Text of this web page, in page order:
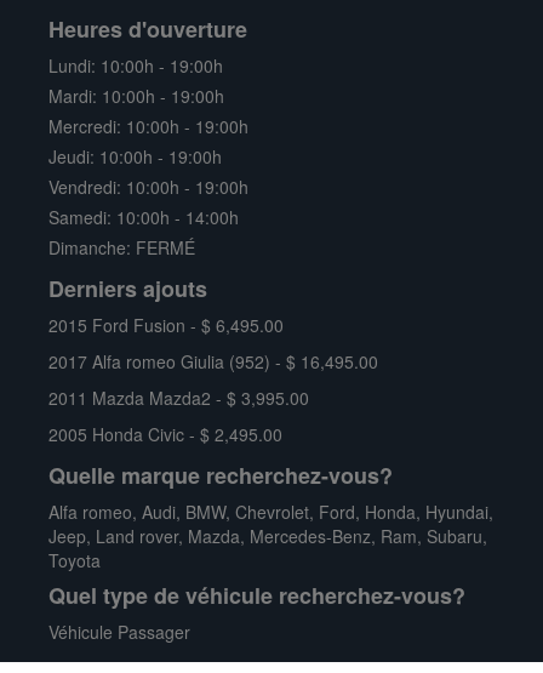
2017
ALFA ROMEO GIULIA (952) TI Q4
104,357 Km
2.0L 4 Cyl.
Berline / 4 Portes
Heures d'ouverture
Lundi: 10:00h - 19:00h
Mardi: 10:00h - 19:00h
Mercredi: 10:00h - 19:00h
Jeudi: 10:00h - 19:00h
Vendredi: 10:00h - 19:00h
Samedi: 10:00h - 14:00h
Dimanche: FERMÉ
Derniers ajouts
2015 Ford Fusion - $ 6,495.00
2017 Alfa romeo Giulia (952) - $ 16,495.00
2011 Mazda Mazda2 - $ 3,995.00
2005 Honda Civic - $ 2,495.00
Quelle marque recherchez-vous?
Alfa romeo, Audi, BMW, Chevrolet, Ford, Honda, Hyundai,
Jeep, Land rover, Mazda, Mercedes-Benz, Ram, Subaru,
Toyota
Quel type de véhicule recherchez-vous?
Véhicule Passager